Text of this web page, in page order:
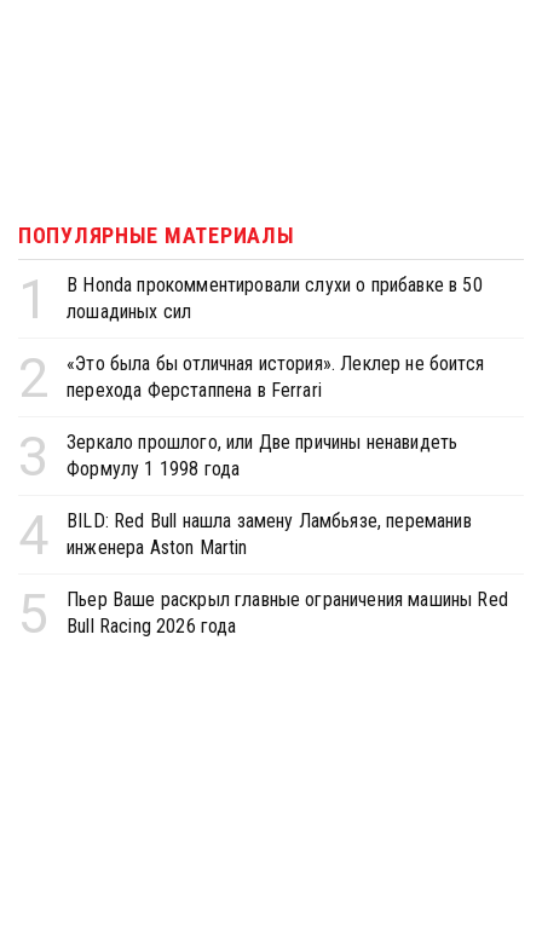
ПОПУЛЯРНЫЕ МАТЕРИАЛЫ
1
В Honda прокомментировали слухи о прибавке в 50
лошадиных сил
2
«Это была бы отличная история». Леклер не боится
перехода Ферстаппена в Ferrari
3
Зеркало прошлого, или Две причины ненавидеть
Формулу 1 1998 года
4
BILD: Red Bull нашла замену Ламбьязе, переманив
инженера Aston Martin
5
Пьер Ваше раскрыл главные ограничения машины Red
Bull Racing 2026 года